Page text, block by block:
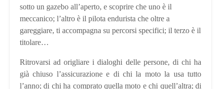
sotto un gazebo all’aperto, e scoprire che uno è il
meccanico; l’altro è il pilota endurista che oltre a
gareggiare, ti accompagna su percorsi specifici; il terzo è il
titolare…
Ritrovarsi ad origliare i dialoghi delle persone, di chi ha
già chiuso l’assicurazione e di chi la moto la usa tutto
l’anno; di chi ha comprato quella moto e chi quell’altra; di